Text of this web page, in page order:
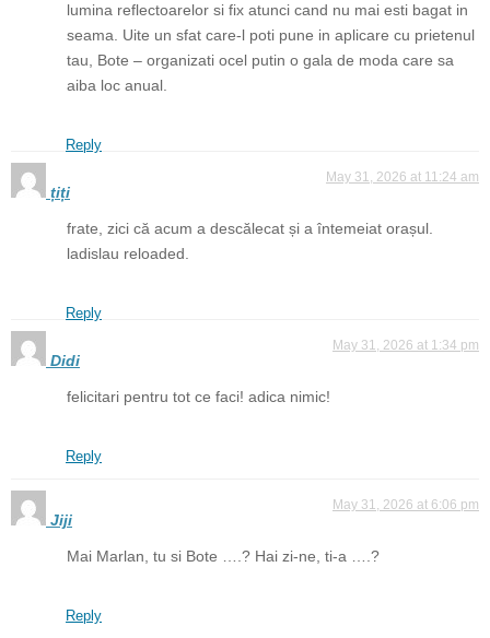
lumina reflectoarelor si fix atunci cand nu mai esti bagat in
seama. Uite un sfat care-l poti pune in aplicare cu prietenul
tau, Bote – organizati ocel putin o gala de moda care sa
aiba loc anual.
Reply
țiți
May 31, 2026 at 11:24 am
frate, zici că acum a descălecat și a întemeiat orașul.
ladislau reloaded.
Reply
Didi
May 31, 2026 at 1:34 pm
felicitari pentru tot ce faci! adica nimic!
Reply
Jiji
May 31, 2026 at 6:06 pm
Mai Marlan, tu si Bote ….? Hai zi-ne, ti-a ….?
Reply